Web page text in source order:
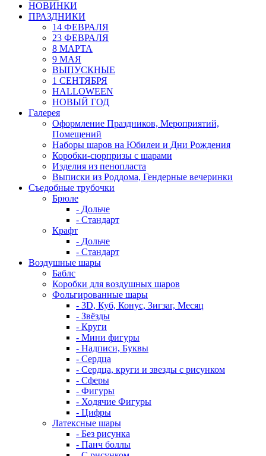
НОВИНКИ
ПРАЗДНИКИ
14 ФЕВРАЛЯ
23 ФЕВРАЛЯ
8 МАРТА
9 МАЯ
ВЫПУСКНЫЕ
1 СЕНТЯБРЯ
HALLOWEEN
НОВЫЙ ГОД
Галерея
Оформление Праздников, Мероприятий,
Помещений
Наборы шаров на Юбилеи и Дни Рождения
Коробки-сюрпризы с шарами
Изделия из пенопласта
Выписки из Роддома, Гендерные вечеринки
Съедобные трубочки
Брюле
- Дольче
- Стандарт
Крафт
- Дольче
- Стандарт
Воздушные шары
Баблс
Коробки для воздушных шаров
Фольгированные шары
- 3D, Куб, Конус, Зигзаг, Месяц
- Звёзды
- Круги
- Мини фигуры
- Надписи, Буквы
- Сердца
- Сердца, круги и звезды с рисунком
- Сферы
- Фигуры
- Ходячие Фигуры
- Цифры
Латексные шары
- Без рисунка
- Панч боллы